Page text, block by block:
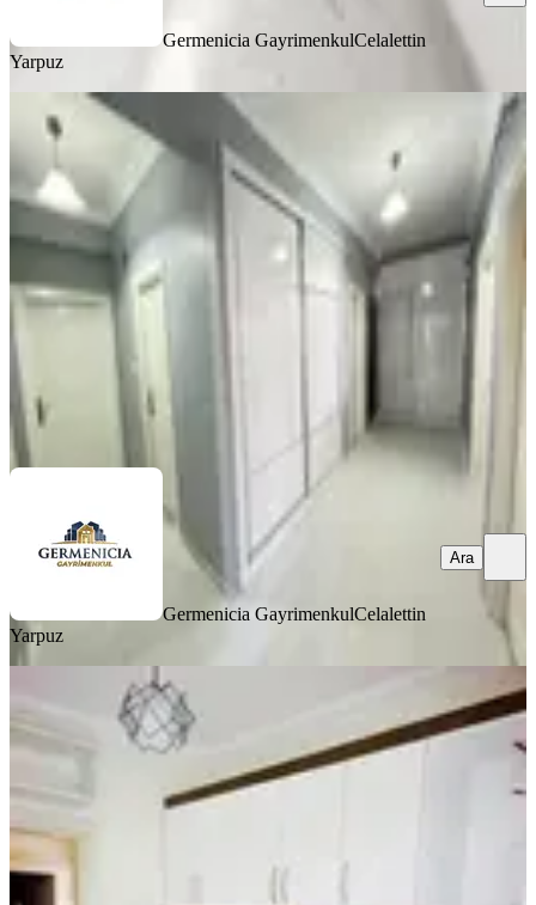
Germenicia GayrimenkulCelalettin
Yarpuz
Germenıcıa'dan Boğaziçi'nde Satılık
Geniş 3+1 Daire
Onikişubat, Boğaziçi Mahallesi
3+1
·170 m² 07.08.2026
3.900.000 ₺
Germenicia Gayrimenkul
Ara
Germenicia GayrimenkulCelalettin
Yarpuz
Ara
Yıldırım Emlakta Fırsat 2+1 Satılık
Daire Orman Bölge Kavşağında
Onikişubat, Ertuğrul Gazi Mahallesi
2+1